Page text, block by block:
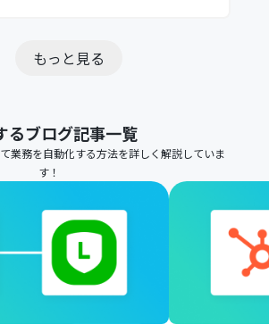
もっと見る
るブログ記事一覧
業務を自動化する方法を詳しく解説していま
す！